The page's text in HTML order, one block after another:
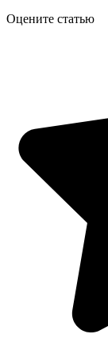
Оцените статью